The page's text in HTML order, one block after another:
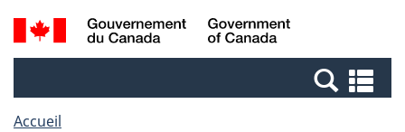
Passer
au
Passer
à
Canada
Recherche
et
et
Accueil